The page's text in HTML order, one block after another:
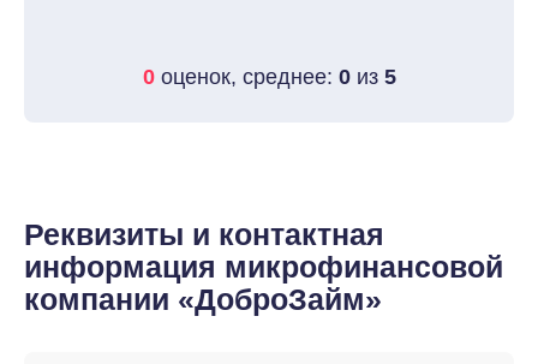
0оценок, среднее: 0из 5
Реквизиты и контактная
информация микрофинансовой
компании «ДоброЗайм»